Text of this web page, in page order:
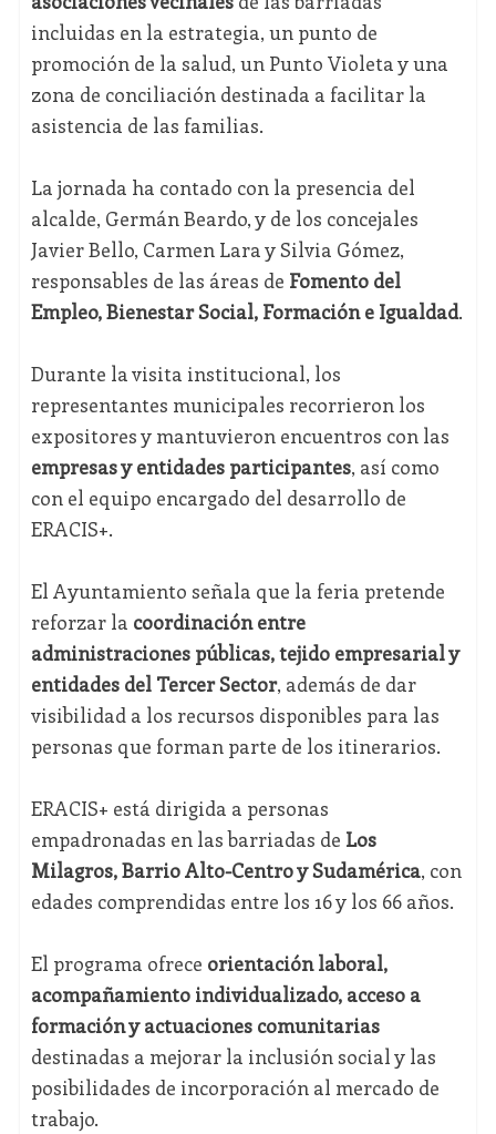
incluidas en la estrategia, un punto de
promoción de la salud, un Punto Violeta y una
zona de conciliación destinada a facilitar la
asistencia de las familias.
La jornada ha contado con la presencia del
alcalde, Germán Beardo, y de los concejales
Javier Bello, Carmen Lara y Silvia Gómez,
responsables de las áreas de Fomento del
Empleo, Bienestar Social, Formación e Igualdad.
Durante la visita institucional, los
representantes municipales recorrieron los
expositores y mantuvieron encuentros con las
empresas y entidades participantes, así como
con el equipo encargado del desarrollo de
ERACIS+.
El Ayuntamiento señala que la feria pretende
reforzar la coordinación entre
administraciones públicas, tejido empresarial y
entidades del Tercer Sector, además de dar
visibilidad a los recursos disponibles para las
personas que forman parte de los itinerarios.
ERACIS+ está dirigida a personas
empadronadas en las barriadas de Los
Milagros, Barrio Alto-Centro y Sudamérica, con
edades comprendidas entre los 16 y los 66 años.
El programa ofrece orientación laboral,
acompañamiento individualizado, acceso a
formación y actuaciones comunitarias
destinadas a mejorar la inclusión social y las
posibilidades de incorporación al mercado de
trabajo.